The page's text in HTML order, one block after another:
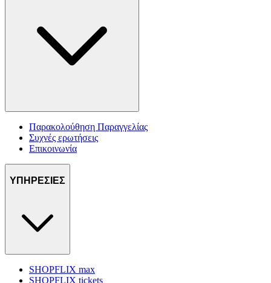
Παρακολούθηση Παραγγελίας
Συχνές ερωτήσεις
Επικοινωνία
ΥΠΗΡΕΣΙΕΣ
SHOPFLIX max
SHOPFLIX tickets